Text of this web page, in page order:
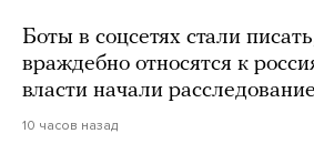
Боты в соцсетях стали
враждебно относятся к
власти начали расследование
10 часов назад